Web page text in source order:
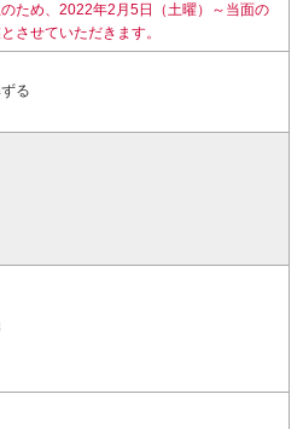
ため、2022年2月5日（土曜）～当面の
させていただきます。
る